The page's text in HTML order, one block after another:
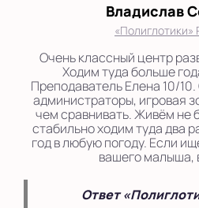
Владислав
«Полиглотики»
Очень классный центр
Ходим туда больше
Преподаватель Елена 10/
администраторы, игровая
чем сравнивать. Живём не
стабильно ходим туда два
год в любую погоду. Если
вашего малыша,
Ответ